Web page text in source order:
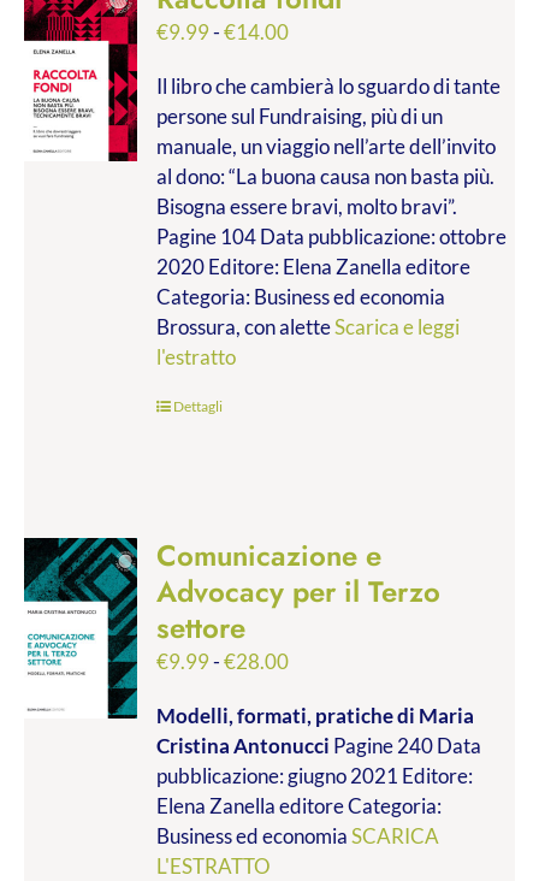
€9.99-€14.00Fascia
prezzo:
da
€9.99
a
€14.00
Il libro che cambierà lo sguardo di tante
persone sul Fundraising, più di un
manuale, un viaggio nell’arte dell’invito
al dono: “La buona causa non basta più.
Bisogna essere bravi, molto bravi”.
Pagine 104 Data pubblicazione: ottobre
2020 Editore: Elena Zanella editore
Categoria: Business ed economia
Brossura, con aletteScarica e leggi
l'estratto
Dettagli
Comunicazione e
Advocacy per il Terzo
settore
€9.99-€28.00Fascia
prezzo:
da
€9.99
a
€28.00
Modelli, formati, pratichedi Maria
Cristina Antonucci Pagine 240 Data
pubblicazione: giugno 2021 Editore:
Elena Zanella editore Categoria:
Business ed economiaSCARICA
L'ESTRATTO